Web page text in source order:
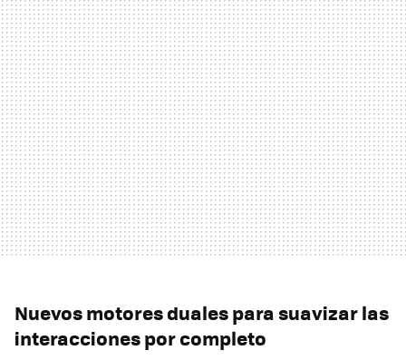
Nuevos motores duales para suavizar las
interacciones por completo